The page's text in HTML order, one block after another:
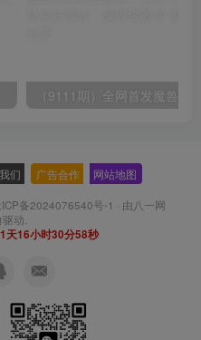
们 广告合作 网站地图
备2024076540号-1 · 由八一网
动.
天16小时30分58秒